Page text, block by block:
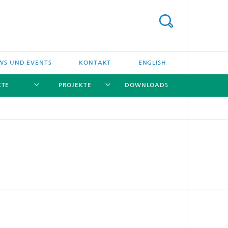
UND EVENTS KONTAKT ENGLISH
PROJEKTE DOWNLOADS